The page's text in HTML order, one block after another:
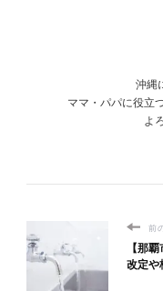
沖縄
ママ・パパに役立
よ
前
【那
改定や